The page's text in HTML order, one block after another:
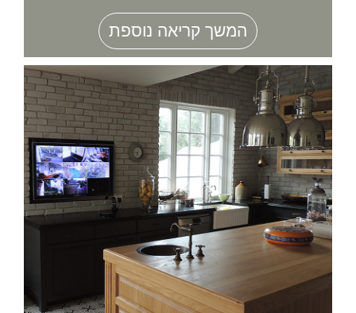
המשך קריאה נוספת